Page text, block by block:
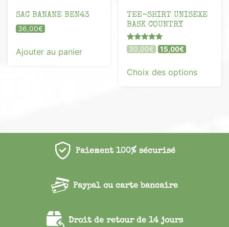
SAC BANANE BEN43
36,00€
Ajouter au panier
TEE-SHIRT UNISEXE
BASK COUNTRY
Note
5.00
30,00€ Le
initial
était :
15,00€ Le
actuel
Choix des optionsproduit
Paiement 100% sécurisé
Paypal ou carte bancaire
Droit de retour de 14 jours